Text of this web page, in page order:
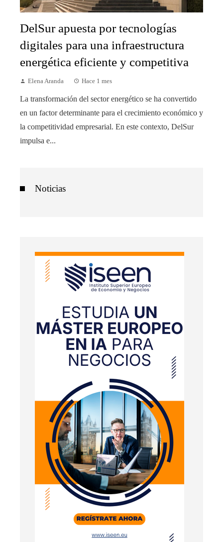
DelSur apuesta por tecnologías
digitales para una infraestructura
energética eficiente y competitiva
Elena Aranda Hace 1 mes
La transformación del sector energético se ha convertido
en un factor determinante para el crecimiento económico y
la competitividad empresarial. En este contexto, DelSur
impulsa e...
Noticias